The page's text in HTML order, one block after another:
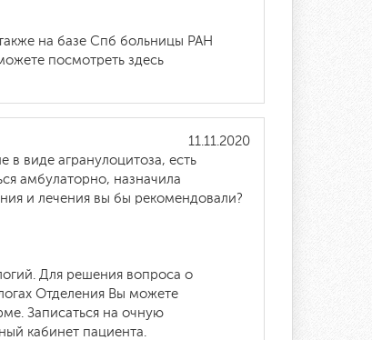
на базе Спб больницы РАН
посмотреть здесь
11.11.2020
виде агранулоцитоза, есть
амбулаторно, назначила
и лечения вы бы рекомендовали?
Для решения вопроса о
Отделения Вы можете
Записаться на очную
кабинет пациента.